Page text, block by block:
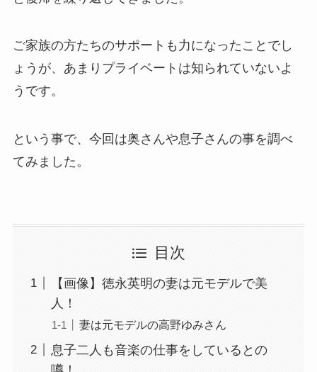
ご家族の方たちのサポートも力になったことでし
ょうが、あまりプライベートは知られていないよ
うです。
という事で、今回は奥さんや息子さんの事を調べ
てみました。
目次
【画像】徳永英明の妻は元モデルで美
人！
妻は元モデルの高野ゆみさん
息子二人も音楽の仕事をしているとの